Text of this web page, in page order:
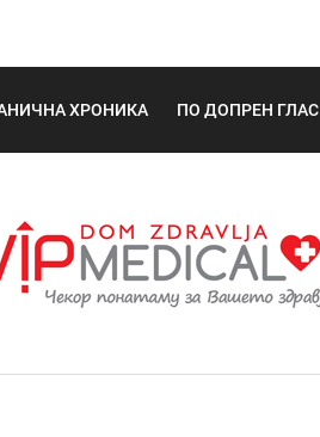
ХРОНИКА ПО ДОПРЕН ГЛАС